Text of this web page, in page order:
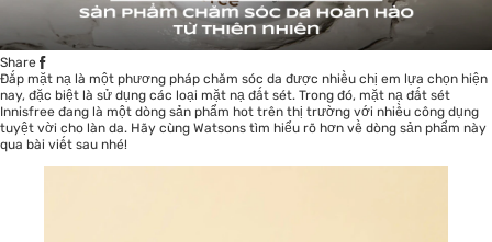
Share
Đắp mặt nạ là một phương pháp chăm sóc da được nhiều chị em lựa chọn hiện
nay, đặc biệt là sử dụng các loại mặt nạ đất sét. Trong đó, mặt nạ đất sét
Innisfree đang là một dòng sản phẩm hot trên thị trường với nhiều công dụng
tuyệt vời cho làn da. Hãy cùng Watsons tìm hiểu rõ hơn về dòng sản phẩm này
qua bài viết sau nhé!